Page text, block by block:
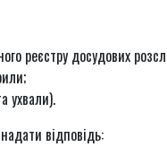
реєстру досудових
ухвали).
відповідь: